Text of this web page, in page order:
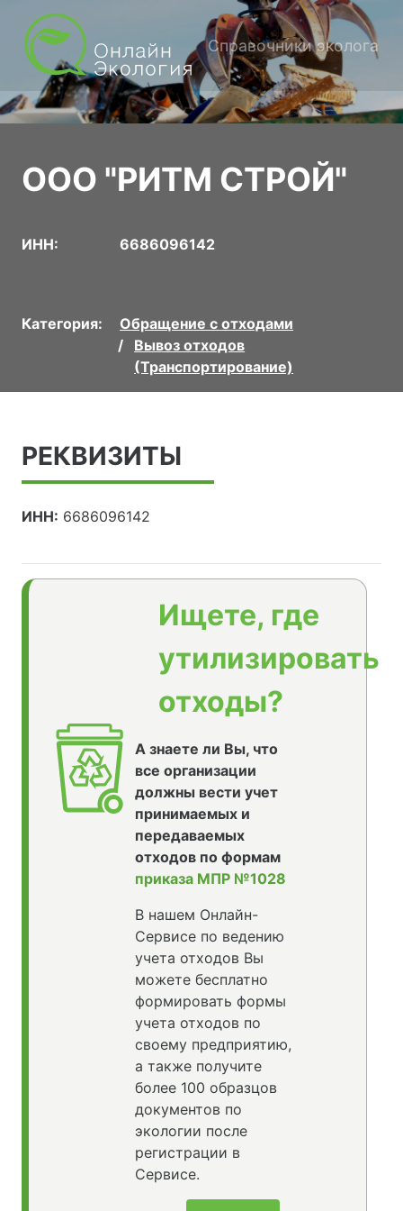
Справочники эколога
ООО "РИТМ СТРОЙ"
ИНН: 6686096142
Категория:
Обращение с отходами
Вывоз отходов
(Транспортирование)
РЕКВИЗИТЫ
ИНН: 6686096142
Ищете, где
утилизировать
отходы?
А знаете ли Вы, что
все организации
должны вести учет
принимаемых и
передаваемых
отходов по формам
приказа МПР №1028
В нашем Онлайн-
Сервисе по ведению
учета отходов Вы
можете бесплатно
формировать формы
учета отходов по
своему предприятию,
а также получите
более 100 образцов
документов по
экологии после
регистрации в
Сервисе.